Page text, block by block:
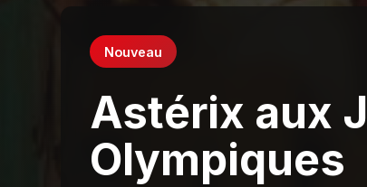
Nouveau
Astérix aux
Olympiques